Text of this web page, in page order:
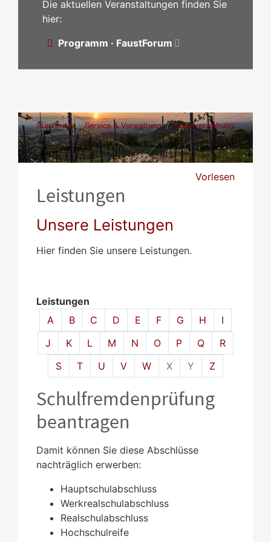
Die aktuellen Veranstaltungen finden Sie
hier:
Programm · FaustForum
Startseite Service & Verwaltung
Stadtverwaltung
Leistungen
Vorlesen
Leistungen
Unsere Leistungen
Hier finden Sie unsere Leistungen.
Leistungen
Alphabetisches Register überspringen
A B C D E F G H
I
J
K L M N O P Q
R
S
T U V W X Y Z
Schulfremdenprüfung
beantragen
Damit können Sie diese Abschlüsse
nachträglich erwerben:
Hauptschulabschluss
Werkrealschulabschluss
Realschulabschluss
Hochschulreife